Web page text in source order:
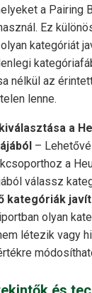
a Pairing
Ez
kategóriát
nélkül az
lenne.
a
–
a
válassz
kategóriák
olyan
létezik vagy